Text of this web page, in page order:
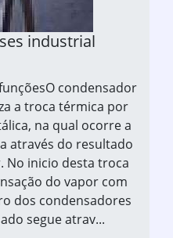
industrial
condensador
a troca térmica por
na qual ocorre a
através do resultado
No inicio desta troca
do vapor com
dos condensadores
segue atrav...